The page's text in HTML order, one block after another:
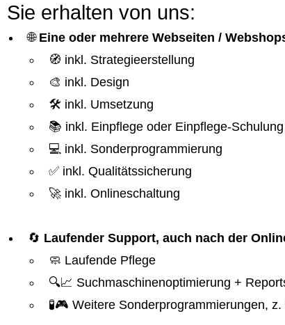
Sie erhalten von uns:
🌐 Eine oder mehrere Webseiten /
🧭 inkl. Strategieerstellung
🎨 inkl. Design
🛠️ inkl. Umsetzung
📚 inkl. Einpflege oder Einpflege-
💻 inkl. Sonderprogrammierung
✅ inkl. Qualitätssicherung
🚀 inkl. Onlineschaltung
🔄 Laufender Support, auch nach der
🧼 Laufende Pflege
🔍📈 Suchmaschinenoptimierung +
🧪🎮 Weitere Sonderprogrammierungen,